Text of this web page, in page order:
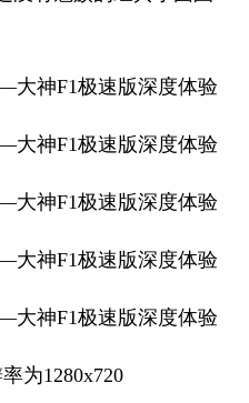
为1280x720